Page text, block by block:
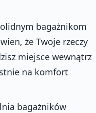
bagażnikom
że Twoje rzeczy
miejsce wewnątrz
na komfort
bagażników